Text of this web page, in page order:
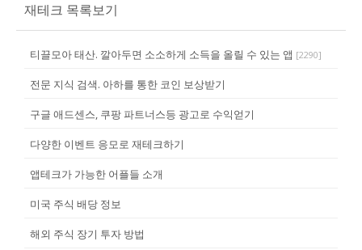
재테크 목록보기
티끌모아 태산. 깔아두면 소소하게 소득을 올릴 수 있는 앱 [2290]
전문 지식 검색. 아하를 통한 코인 보상받기
구글 애드센스, 쿠팡 파트너스등 광고로 수익얻기
다양한 이벤트 응모로 재테크하기
앱테크가 가능한 어플들 소개
미국 주식 배당 정보
해외 주식 장기 투자 방법